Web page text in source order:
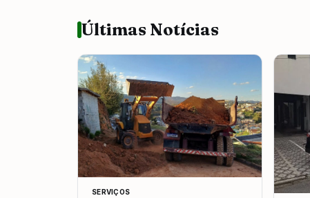
Últimas Notícias
SERVIÇOS